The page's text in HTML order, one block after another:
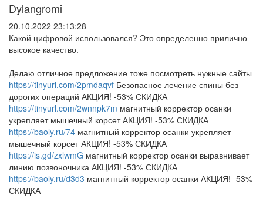
Dylangromi
20.10.2022 23:13:28
Какой цифровой использовался? Это определенно прилично
высокое качество.
Делаю отличное предложение тоже посмотреть нужные сайты
https://tinyurl.com/2pmdaqvf Безопасное лечение спины без
дорогих операций АКЦИЯ! -53% СКИДКА
https://tinyurl.com/2wnnpk7m магнитный корректор осанки
укрепляет мышечный корсет АКЦИЯ! -53% СКИДКА
https://baoly.ru/74 магнитный корректор осанки укрепляет
мышечный корсет АКЦИЯ! -53% СКИДКА
https://is.gd/zxlwmG магнитный корректор осанки выравнивает
линию позвоночника АКЦИЯ! -53% СКИДКА
https://baoly.ru/d3d3 магнитный корректор осанки АКЦИЯ! -53%
СКИДКА